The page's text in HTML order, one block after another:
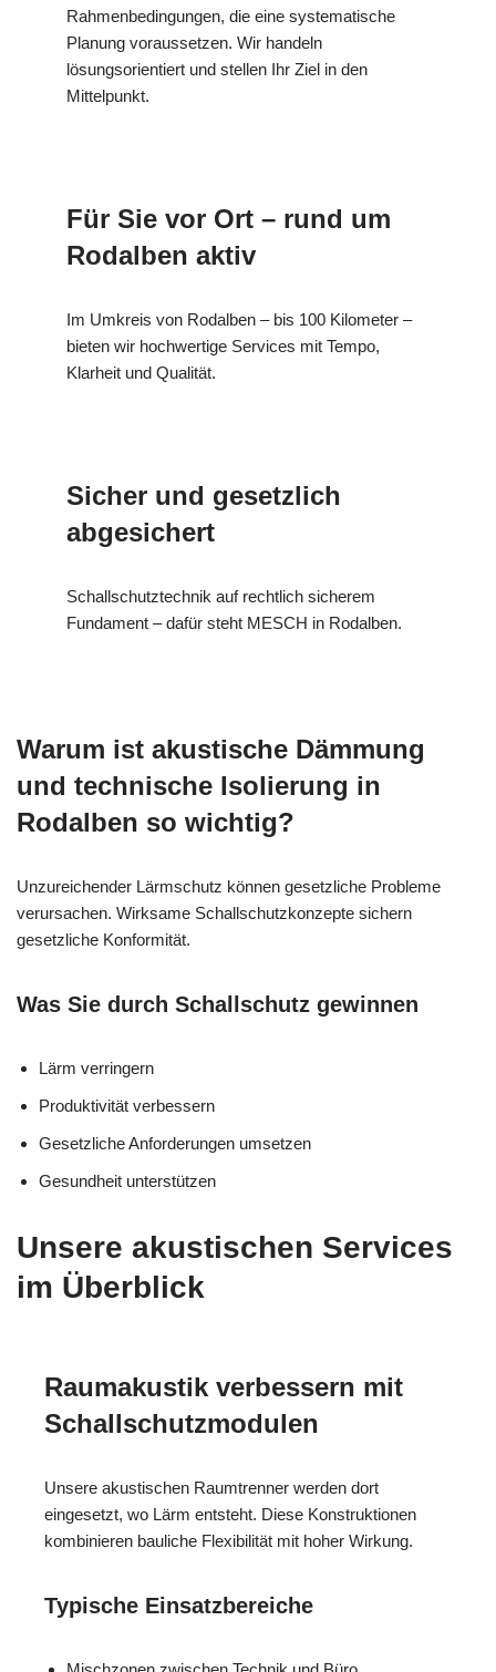
Rahmenbedingungen, die eine systematische
Planung voraussetzen. Wir handeln
lösungsorientiert und stellen Ihr Ziel in den
Mittelpunkt.
Für Sie vor Ort – rund um
Rodalben aktiv
Im Umkreis von Rodalben – bis 100 Kilometer –
bieten wir hochwertige Services mit Tempo,
Klarheit und Qualität.
Sicher und gesetzlich
abgesichert
Schallschutztechnik auf rechtlich sicherem
Fundament – dafür steht MESCH in Rodalben.
Warum ist akustische Dämmung
und technische Isolierung in
Rodalben so wichtig?
Unzureichender Lärmschutz können gesetzliche Probleme
verursachen. Wirksame Schallschutzkonzepte sichern
gesetzliche Konformität.
Was Sie durch Schallschutz gewinnen
Lärm verringern
Produktivität verbessern
Gesetzliche Anforderungen umsetzen
Gesundheit unterstützen
Unsere akustischen Services
im Überblick
Raumakustik verbessern mit
Schallschutzmodulen
Unsere akustischen Raumtrenner werden dort
eingesetzt, wo Lärm entsteht. Diese Konstruktionen
kombinieren bauliche Flexibilität mit hoher Wirkung.
Typische Einsatzbereiche